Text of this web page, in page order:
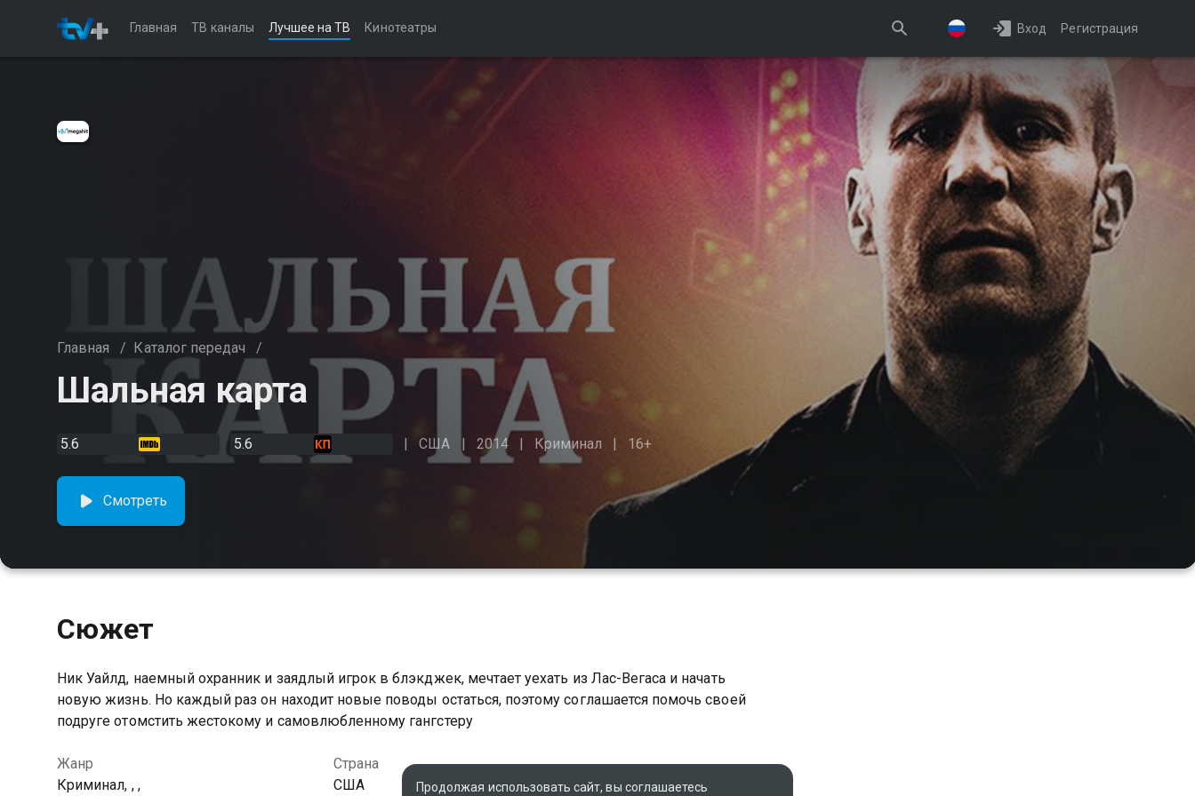
Главная ТВ каналы Лучшее на ТВ Кинотеатры Вход Регистрация
Главная / Каталог передач /
Шальная карта
5.6 5.6 США 2014 Криминал 16+
Смотреть
Сюжет
Ник Уайлд, наемный охранник и заядлый игрок в блэкджек, мечтает уехать из Лас-Вегаса и начать
новую жизнь. Но каждый раз он находит новые поводы остаться, поэтому соглашается помочь своей
подруге отомстить жестокому и самовлюбленному гангстеру
Жанр
Криминал, , ,
Страна
США
Продолжая использовать сайт, вы соглашаетесь